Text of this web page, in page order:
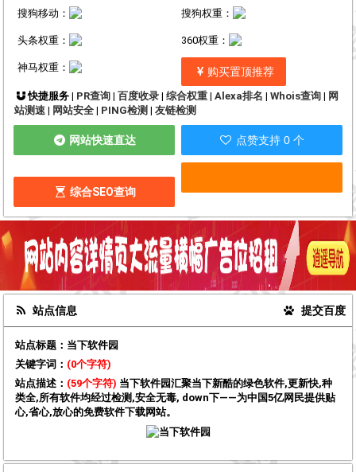
搜狗移动： 搜狗权重：
头条权重： 360权重：
神马权重： 购买置顶推荐
快捷服务 | PR查询| 百度收录| 综合权重| Alexa排名 | Whois查询| 网
站测速 | 网站安全 | PING检测 | 友链检测
网站快速直达 点赞支持 0 个
综合SEO查询
站点信息 提交百度
站点标题： 当下软件园
关键字词： (0个字符)
站点描述： (59个字符) 当下软件园汇聚当下新酷的绿色软件,更新快,种
类全,所有软件均经过检测,安全无毒, down下——为中国5亿网民提供贴
心,省心,放心的免费软件下载网站。